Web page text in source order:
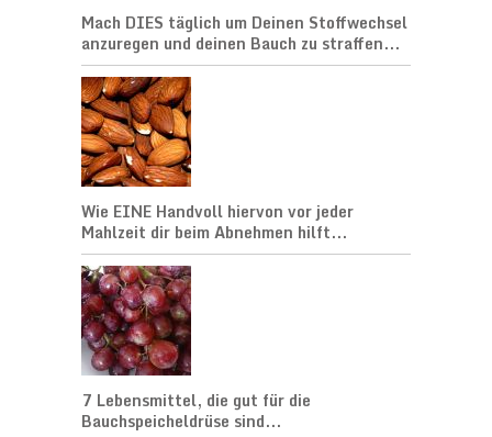
Mach DIES täglich um Deinen Stoffwechsel
anzuregen und deinen Bauch zu straffen...
Wie EINE Handvoll hiervon vor jeder
Mahlzeit dir beim Abnehmen hilft...
7 Lebensmittel, die gut für die
Bauchspeicheldrüse sind...